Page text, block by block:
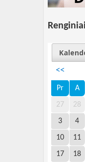
Renginiai
<<
Pr A
27 28
3 4
10 11
17 18